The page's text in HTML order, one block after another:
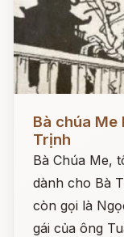
Bà chúa Me
Trịnh
Bà Chúa Me,
dành cho Bà
còn gọi là
gái của ông